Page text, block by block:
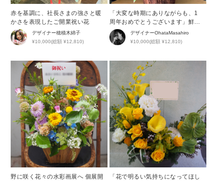
赤を基調に、社長さまの強さと暖
かさを表現したご開業祝い花
デザイナー穂積木綿子
¥10,000(総額 ¥12,810)
「大変な時期にありながらも、1
周年おめでとうございます」鮮や
かなブルーが印象的な周年祝い花
デザイナーOhataMasahiro
¥10,000(総額 ¥12,810)
野に咲く花々の水彩画展へ 個展開
「花で明るい気持ちになってほし